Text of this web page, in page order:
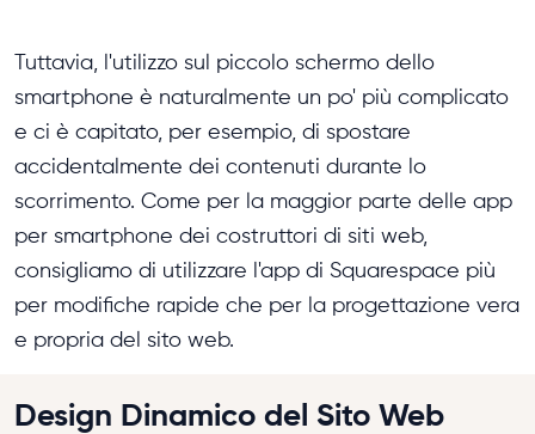
Tuttavia, l'utilizzo sul piccolo schermo dello
smartphone è naturalmente un po' più complicato
e ci è capitato, per esempio, di spostare
accidentalmente dei contenuti durante lo
scorrimento. Come per la maggior parte delle app
per smartphone dei costruttori di siti web,
consigliamo di utilizzare l'app di Squarespace più
per modifiche rapide che per la progettazione vera
e propria del sito web.
Design Dinamico del Sito Web